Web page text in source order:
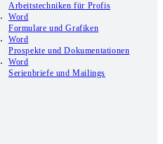
Arbeitstechniken für Profis
Word
Formulare und Grafiken
Word
Prospekte und Dokumentationen
Word
Serienbriefe und Mailings